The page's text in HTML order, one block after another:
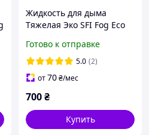
Жидкость для дыма
Тяжелая Эко SFI Fog Eco
Готово к отправке
5.0 (2)
от70₴/мес
700₴
Купить